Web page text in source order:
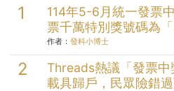
114年5-6月統一發票
票千萬特別獎號碼為
元特獎號碼為「
頭獎分別為「
「73145004」、「
作者： 發科小博士
Threads熱議「發票
載具歸戶，民眾險錯